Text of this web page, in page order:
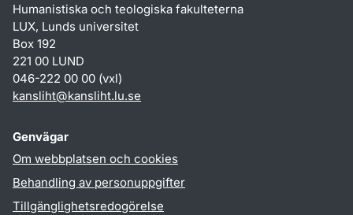
Humanistiska och teologiska fakulteterna
LUX, Lunds universitet
Box 192
221 00 LUND
046-222 00 00 (vxl)
kansliht@kansliht.lu.se
Genvägar
Om webbplatsen och cookies
Behandling av personuppgifter
Tillgänglighetsredogörelse